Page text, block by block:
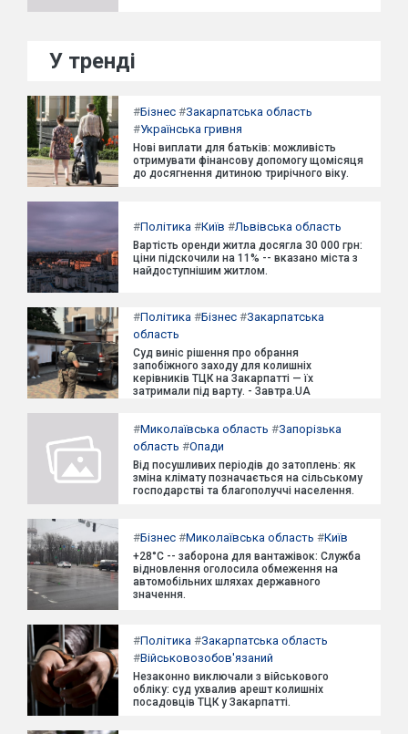
У тренді
#Бізнес #Закарпатська область
#Українська гривня
Нові виплати для батьків: можливість
отримувати фінансову допомогу щомісяця
до досягнення дитиною трирічного віку.
#Політика #Київ #Львівська область
Вартість оренди житла досягла 30 000 грн:
ціни підскочили на 11% -- вказано міста з
найдоступнішим житлом.
#Політика #Бізнес #Закарпатська
область
Суд виніс рішення про обрання
запобіжного заходу для колишніх
керівників ТЦК на Закарпатті — їх
затримали під варту. - Завтра.UA
#Миколаївська область #Запорізька
область #Опади
Від посушливих періодів до затоплень: як
зміна клімату позначається на сільському
господарстві та благополуччі населення.
#Бізнес #Миколаївська область #Київ
+28°C -- заборона для вантажівок: Служба
відновлення оголосила обмеження на
автомобільних шляхах державного
значення.
#Політика #Закарпатська область
#Військовозобов'язаний
Незаконно виключали з військового
обліку: суд ухвалив арешт колишніх
посадовців ТЦК у Закарпатті.